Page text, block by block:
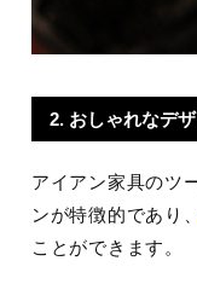
2. おしゃれなデ
アイアン家具のツ
ンが特徴的であり
ことができます。